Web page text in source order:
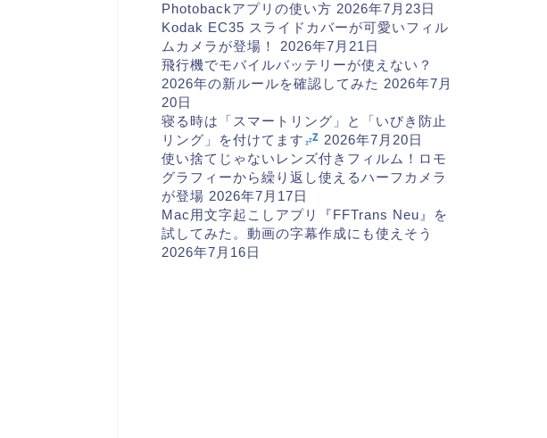
Photobackアプリの使い方 2026年7月23日
Kodak EC35 スライドカバーが可愛いフィル
ムカメラが登場！
2026年7月21日
飛行機でモバイルバッテリーが使えない？
2026年の新ルールを確認してみた 2026年7月
20日
寝る時は「スマートリング」と「いびき防止
リング」を付けてます
2026年7月20日
使い捨てじゃないレンズ付きフィルム！ロモ
グラフィーから繰り返し使えるハーフカメラ
が登場 2026年7月17日
Mac用文字起こしアプリ『FFTrans Neu』を
試してみた。動画の字幕作成にも使えそう
2026年7月16日